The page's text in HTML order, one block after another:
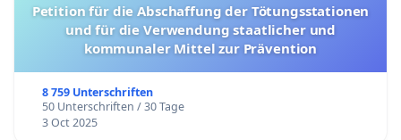
Petition für die Abschaffung der Tötungsstationen
und für die Verwendung staatlicher und
kommunaler Mittel zur Prävention
8 759 Unterschriften
50 Unterschriften / 30 Tage
3 Oct 2025